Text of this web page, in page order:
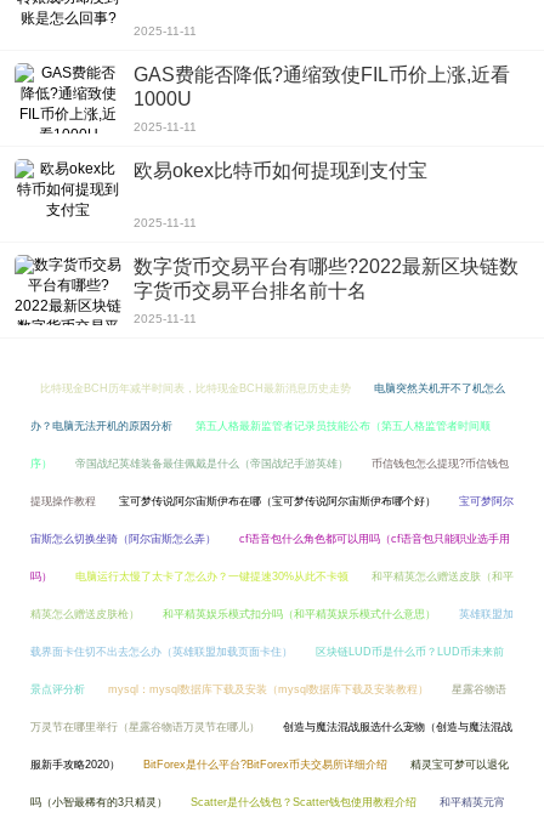
2025-11-11
GAS费能否降低?通缩致使FIL币价上涨,近看
1000U
2025-11-11
欧易okex比特币如何提现到支付宝
2025-11-11
数字货币交易平台有哪些?2022最新区块链数
字货币交易平台排名前十名
2025-11-11
比特现金BCH历年减半时间表，比特现金BCH最新消息历史走势 电脑突然关机开不了机怎么
办？电脑无法开机的原因分析 第五人格最新监管者记录员技能公布（第五人格监管者时间顺
序） 帝国战纪英雄装备最佳佩戴是什么（帝国战纪手游英雄） 币信钱包怎么提现?币信钱包
提现操作教程 宝可梦传说阿尔宙斯伊布在哪（宝可梦传说阿尔宙斯伊布哪个好） 宝可梦阿尔
宙斯怎么切换坐骑（阿尔宙斯怎么弄） cf语音包什么角色都可以用吗（cf语音包只能职业选手用
吗） 电脑运行太慢了太卡了怎么办？一键提速30%从此不卡顿 和平精英怎么赠送皮肤（和平
精英怎么赠送皮肤枪） 和平精英娱乐模式扣分吗（和平精英娱乐模式什么意思） 英雄联盟加
载界面卡住切不出去怎么办（英雄联盟加载页面卡住） 区块链LUD币是什么币？LUD币未来前
景点评分析 mysql：mysql数据库下载及安装（mysql数据库下载及安装教程） 星露谷物语
万灵节在哪里举行（星露谷物语万灵节在哪儿） 创造与魔法混战服选什么宠物（创造与魔法混战
服新手攻略2020） BitForex是什么平台?BitForex币夫交易所详细介绍 精灵宝可梦可以退化
吗（小智最稀有的3只精灵） Scatter是什么钱包？Scatter钱包使用教程介绍 和平精英元宵